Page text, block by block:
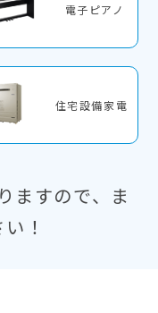
電子ピアノ
住宅設備家電
ますので、ま
！